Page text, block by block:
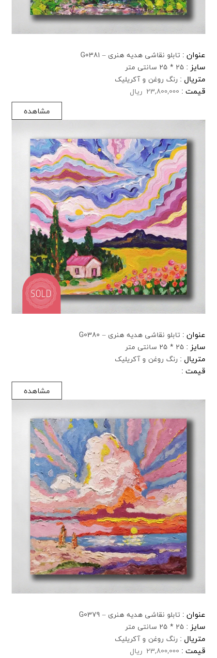
عنوان : تابلو نقاشی هدیه هنری – G0381
سایز : 25 * 25 سانتی متر
متریال : رنگ روغن و آکریلیک
قیمت : 23,800,000 ریال
مشاهده
عنوان : تابلو نقاشی هدیه هنری – G0380
سایز : 25 * 25 سانتی متر
متریال : رنگ روغن و آکریلیک
قیمت :
مشاهده
عنوان : تابلو نقاشی هدیه هنری – G0379
سایز : 25 * 25 سانتی متر
متریال : رنگ روغن و آکریلیک
قیمت : 23,800,000 ریال